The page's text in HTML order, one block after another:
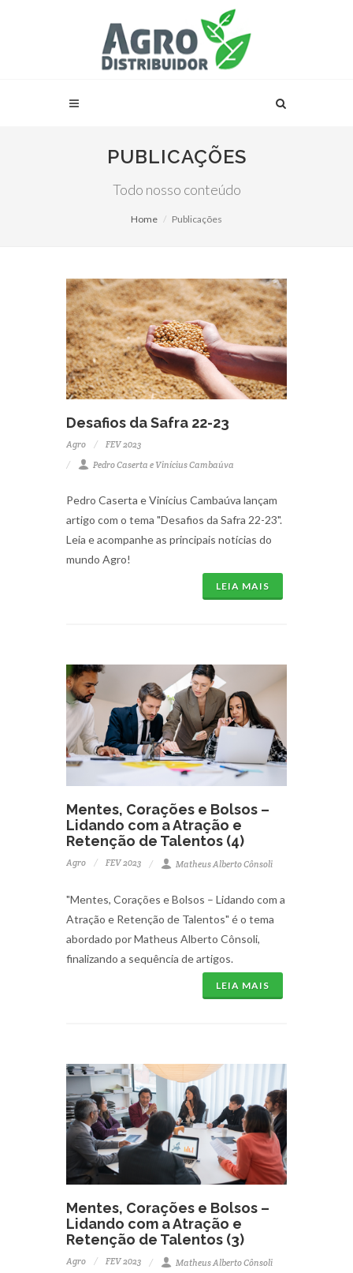
PUBLICAÇÕES
Todo nosso conteúdo
Home Publicações
Desafios da Safra 22-23
Agro
FEV 2023
Pedro Caserta e Vinícius Cambaúva
Pedro Caserta e Vinícius Cambaúva lançam
artigo com o tema "Desafios da Safra 22-23".
Leia e acompanhe as principais notícias do
mundo Agro!
LEIA MAIS
Mentes, Corações e Bolsos –
Lidando com a Atração e
Retenção de Talentos (4)
Agro FEV 2023 Matheus Alberto Cônsoli
"Mentes, Corações e Bolsos – Lidando com a
Atração e Retenção de Talentos" é o tema
abordado por Matheus Alberto Cônsoli,
finalizando a sequência de artigos.
LEIA MAIS
Mentes, Corações e Bolsos –
Lidando com a Atração e
Retenção de Talentos (3)
Agro FEV 2023 Matheus Alberto Cônsoli